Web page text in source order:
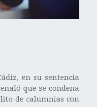
en su sentencia
que se condena
de calumnias con